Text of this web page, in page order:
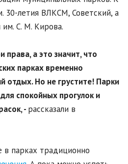
30-летия ВЛКСМ, Советский, а
С. М. Кирова.
права, а это значит, что
парках временно
отдых. Но не грустите! Парки
спокойных прогулок и
- рассказали в
в парках традиционно